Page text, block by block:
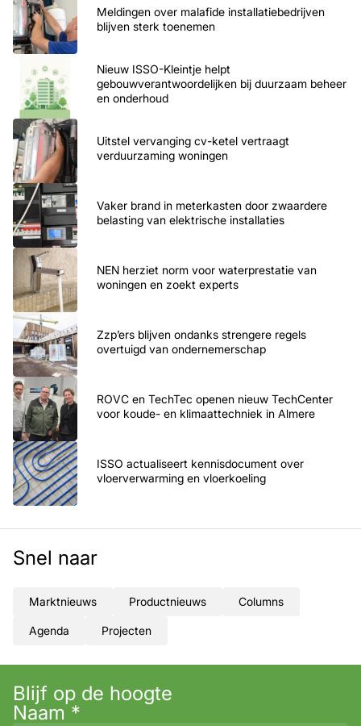
Meldingen over malafide installatiebedrijven
blijven sterk toenemen
Nieuw ISSO-Kleintje helpt
gebouwverantwoordelijken bij duurzaam beheer
en onderhoud
Uitstel vervanging cv-ketel vertraagt
verduurzaming woningen
Vaker brand in meterkasten door zwaardere
belasting van elektrische installaties
NEN herziet norm voor waterprestatie van
woningen en zoekt experts
Zzp’ers blijven ondanks strengere regels
overtuigd van ondernemerschap
ROVC en TechTec openen nieuw TechCenter
voor koude- en klimaattechniek in Almere
ISSO actualiseert kennisdocument over
vloerverwarming en vloerkoeling
Snel naar
Marktnieuws Productnieuws Columns
Agenda Projecten
Blijf op de hoogte
Naam *